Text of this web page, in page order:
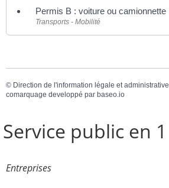
Permis B : voiture ou camionnette
Transports - Mobilité
© Direction de l'information légale et administrative
comarquage developpé par baseo.io
Service public en 1
Entreprises